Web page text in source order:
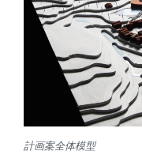
計画案全体模型